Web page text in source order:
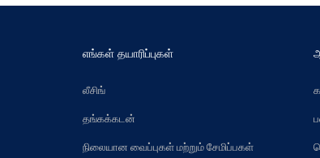
எங்கள் தயாரிப்புகள்
லீசிங்
தங்கக்கடன்
நிலையான வைப்புகள் மற்றும் சேமிப்பகள்